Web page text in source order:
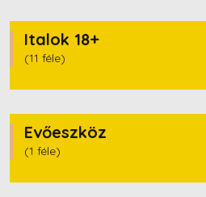
Italok 18+
(11 féle)
Evőeszköz
(1 féle)